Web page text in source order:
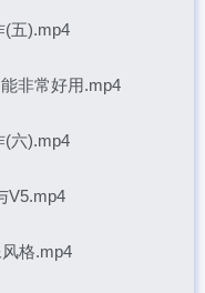
(五).mp4
非常好用.mp4
(六).mp4
V5.mp4
格.mp4